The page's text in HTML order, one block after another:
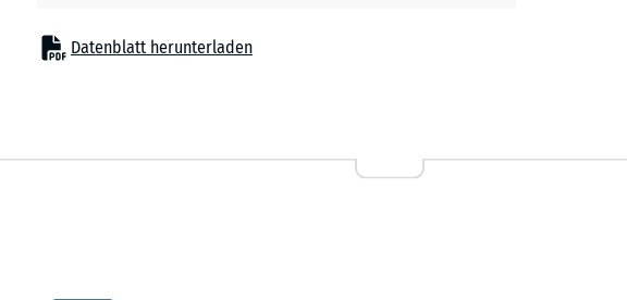
Grauer
Datenblatt herunterladen